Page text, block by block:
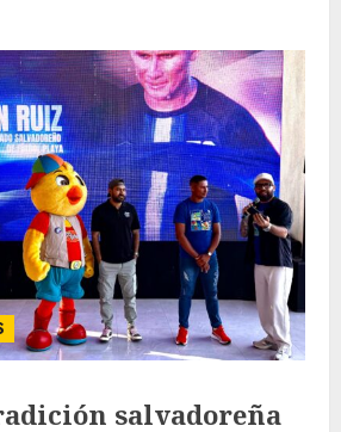
salvadoreña